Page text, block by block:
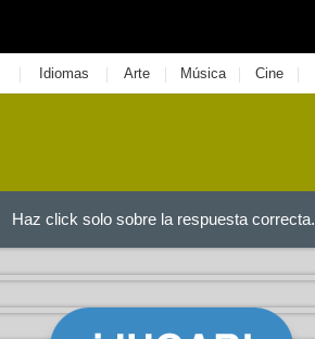
| Idiomas | Arte | Música | Cine |
Haz click solo sobre la respuesta correcta.